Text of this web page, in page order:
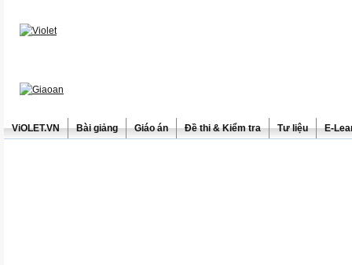
ViOLET.VN Bài giảng Giáo án Đề thi & Kiểm tra Tư liệu E-